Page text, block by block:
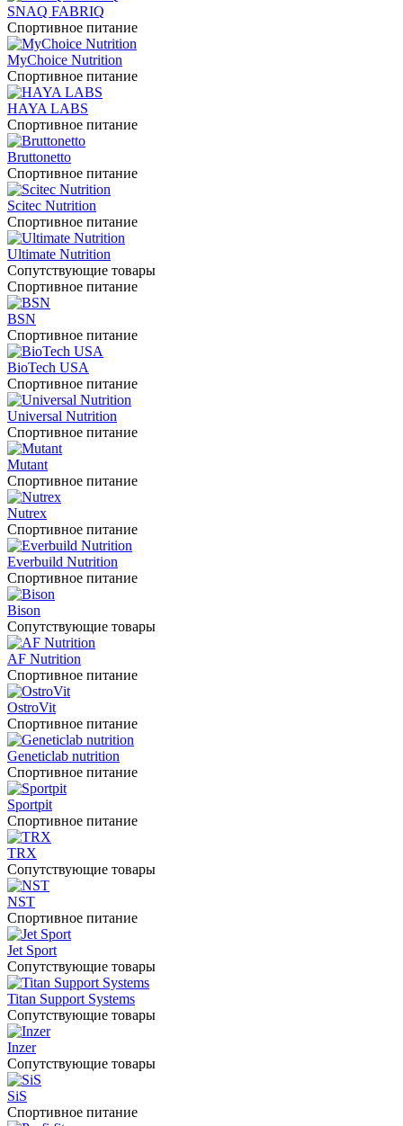
SNAQ FABRIQ
Спортивное питание
MyChoice Nutrition
Спортивное питание
HAYA LABS
Спортивное питание
Bruttonetto
Спортивное питание
Scitec Nutrition
Спортивное питание
Ultimate Nutrition
Сопутствующие товары
Спортивное питание
BSN
Спортивное питание
BioTech USA
Спортивное питание
Universal Nutrition
Спортивное питание
Mutant
Спортивное питание
Nutrex
Спортивное питание
Everbuild Nutrition
Спортивное питание
Bison
Сопутствующие товары
AF Nutrition
Спортивное питание
OstroVit
Спортивное питание
Geneticlab nutrition
Спортивное питание
Sportpit
Спортивное питание
TRX
Сопутствующие товары
NST
Спортивное питание
Jet Sport
Сопутствующие товары
Titan Support Systems
Сопутствующие товары
Inzer
Сопутствующие товары
SiS
Спортивное питание